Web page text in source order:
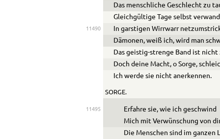
Das menschliche Geschlecht zu
Gleichgültige Tage selbst
11490
In garstigen Wirrwarr
Dämonen, weiß ich, wird man
Das geistig-strenge Band ist nicht
Doch deine Macht, o Sorge,
Ich werde sie nicht anerkennen.
SORGE.
11495
Erfahre sie, wie ich geschwind
Mich mit Verwünschung von
Die Menschen sind im ganzen